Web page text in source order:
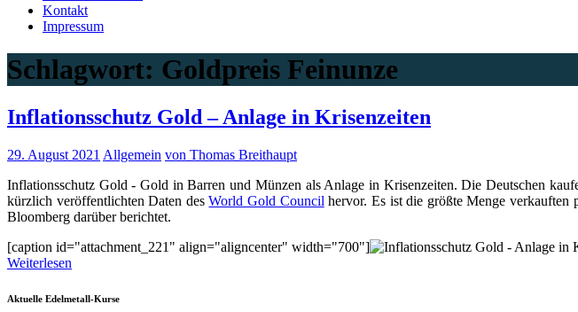
Kontakt
Impressum
Schlagwort: Goldpreis Feinunze
Inflationsschutz Gold – Anlage in Krisenzeiten
29. August 2021 Allgemein von Thomas Breithaupt
Inflationsschutz Gold - Gold in Barren und Münzen als Anlage in Krisenzeiten. Die Deutschen
kürzlich veröffentlichten Daten desWorld Gold Council hervor. Es ist die größte Menge verkauften
Bloomberg darüber berichtet.
[caption id="attachment_221" align="aligncenter" width="700"]
Weiterlesen
Aktuelle Edelmetall-Kurse